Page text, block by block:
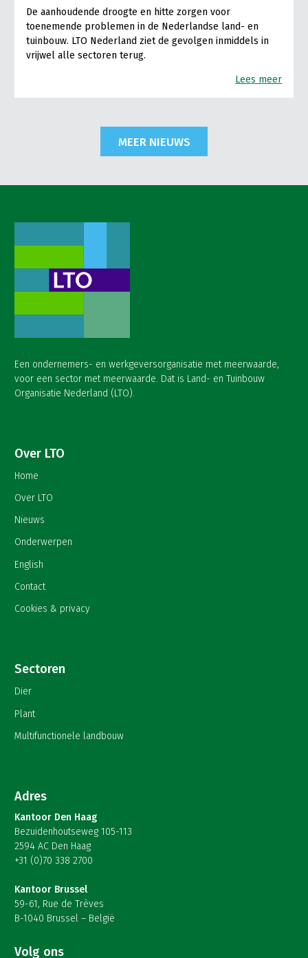
De aanhoudende droogte en hitte zorgen voor
toenemende problemen in de Nederlandse land- en
tuinbouw. LTO Nederland ziet de gevolgen inmiddels in
vrijwel alle sectoren terug.
Lees meer
MEER NIEUWS
Een ondernemers- en werkgeversorganisatie met meerwaarde,
voor een sector met meerwaarde. Dat is Land- en Tuinbouw
Organisatie Nederland (LTO).
Over LTO
Home
Over LTO
Nieuws
Onderwerpen
English
Contact
Cookies & privacy
Sectoren
Dier
Plant
Multifunctionele landbouw
Adres
Kantoor Den Haag
Bezuidenhoutseweg 105-113
2594 AC Den Haag
+31 (0)70 338 2700
Kantoor Brussel
59-61, Rue de Trèves
B-1040 Brussel – België
Volg ons